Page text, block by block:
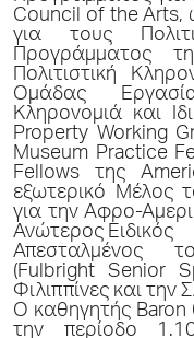
Council of the Arts,
για τους
Προγράμματος
Πολιτιστική
Ομάδας
Κληρονομιά και
Property Working
Museum Practice
Fellows της
εξωτερικό Μέλος
για την Αφρο-
Ανώτερος Ειδικός
Απεσταλμένος
(Fulbright Senior
Φιλιππίνες και την
Ο καθηγητής Baron
την περίοδο